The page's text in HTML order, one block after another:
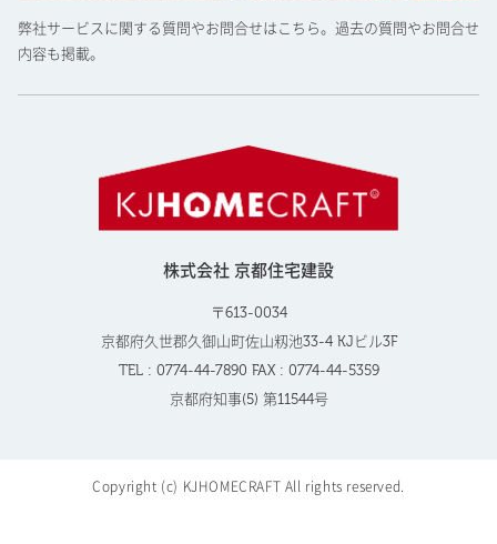
弊社サービスに関する質問やお問合せはこちら。過去の質問やお問合せ
内容も掲載。
株式会社 京都住宅建設
〒613-0034
京都府久世郡久御山町佐山籾池33-4 KJビル3F
TEL : 0774-44-7890 FAX : 0774-44-5359
京都府知事(5) 第11544号
Copyright (c) KJHOMECRAFT All rights reserved.